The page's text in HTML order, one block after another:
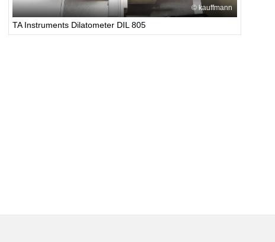
kauffmann
TA Instruments Dilatometer DIL 805